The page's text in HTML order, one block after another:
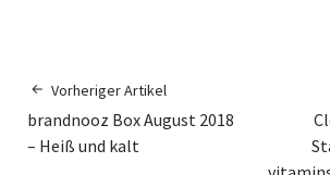
Vorheriger Artikel
brandnooz Box August 2018
– Heiß und kalt